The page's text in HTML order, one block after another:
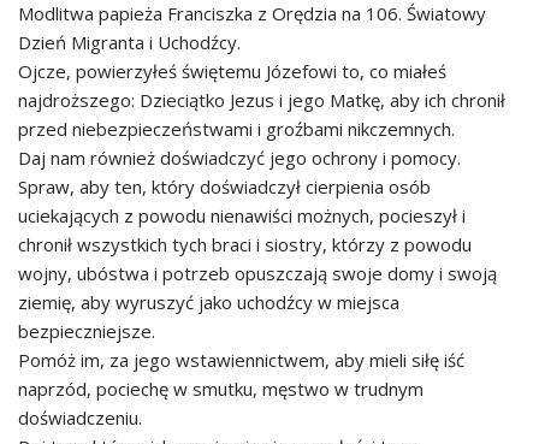
Modlitwa papieża Franciszka z Orędzia na 106. Światowy
Dzień Migranta i Uchodźcy.
Ojcze, powierzyłeś świętemu Józefowi to, co miałeś
najdroższego: Dzieciątko Jezus i jego Matkę, aby ich chronił
przed niebezpieczeństwami i groźbami nikczemnych.
Daj nam również doświadczyć jego ochrony i pomocy.
Spraw, aby ten, który doświadczył cierpienia osób
uciekających z powodu nienawiści możnych, pocieszył i
chronił wszystkich tych braci i siostry, którzy z powodu
wojny, ubóstwa i potrzeb opuszczają swoje domy i swoją
ziemię, aby wyruszyć jako uchodźcy w miejsca
bezpieczniejsze.
Pomóż im, za jego wstawiennictwem, aby mieli siłę iść
naprzód, pociechę w smutku, męstwo w trudnym
doświadczeniu.